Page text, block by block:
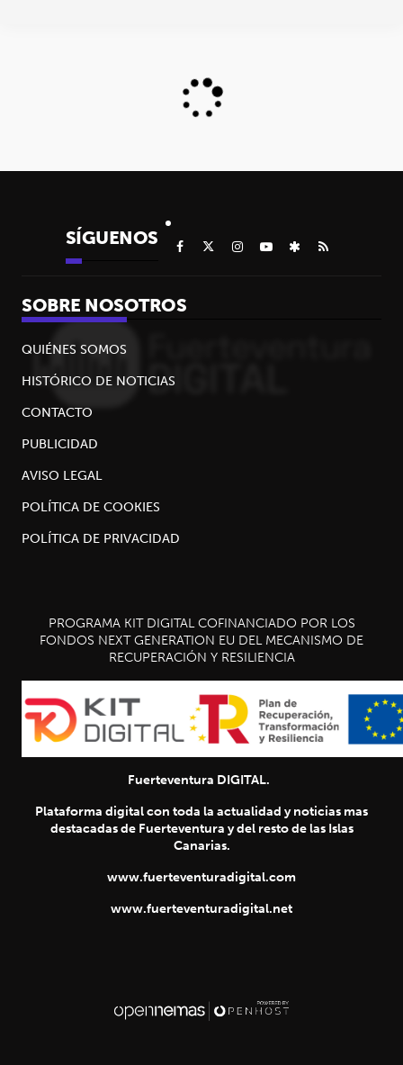
SÍGUENOS
SOBRE NOSOTROS
QUIÉNES SOMOS
HISTÓRICO DE NOTICIAS
CONTACTO
PUBLICIDAD
AVISO LEGAL
POLÍTICA DE COOKIES
POLÍTICA DE PRIVACIDAD
PROGRAMA KIT DIGITAL COFINANCIADO POR LOS
FONDOS NEXT GENERATION EU DEL MECANISMO DE
RECUPERACIÓN Y RESILIENCIA
Fuerteventura DIGITAL.
Plataforma digital con toda la actualidad y noticias mas
destacadas de Fuerteventura y del resto de las Islas
Canarias.
www.fuerteventuradigital.com
www.fuerteventuradigital.net